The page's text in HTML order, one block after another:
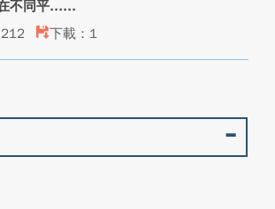
不同平...
下載：1